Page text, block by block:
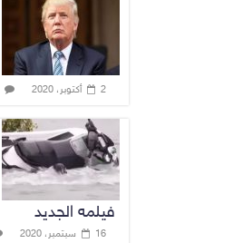
2 أكتوبر، 2020
فيلمه الجديد
16 سبتمبر، 2020